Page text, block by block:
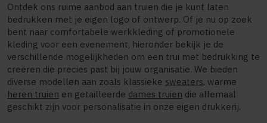
Ontdek ons ruime aanbod aan truien die je kunt laten
bedrukken met je eigen logo of ontwerp. Of je nu op zoek
bent naar comfortabele werkkleding of promotionele
kleding voor een evenement, hieronder bekijk je de
verschillende mogelijkheden om een trui met bedrukking te
creëren die precies past bij jouw organisatie. We bieden
diverse modellen aan zoals klassieke sweaters, warme
heren truien en getailleerde dames truien die allemaal
geschikt zijn voor personalisatie in onze eigen drukkerij.